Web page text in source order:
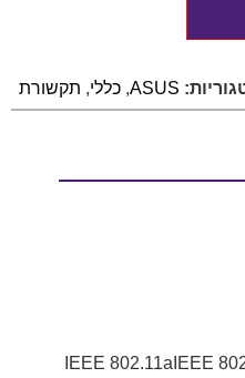
ASUS
, כללי, תקשורת
IEEE 802.11aIEEE